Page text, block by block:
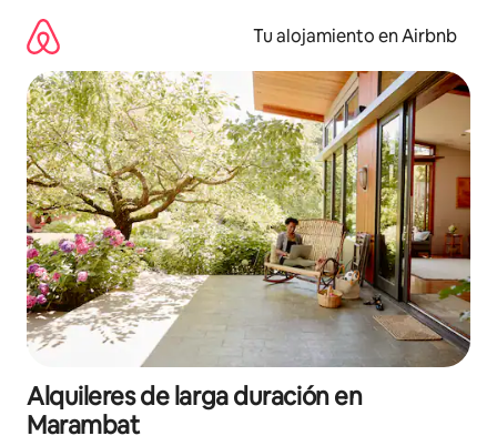
contenido
Tu alojamiento en Airbnb
Alquileres de larga duración en
Marambat